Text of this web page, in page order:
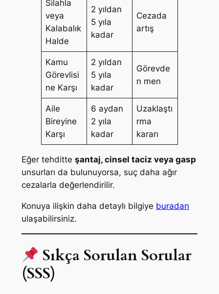
Silahla
veya
Kalabalık
Halde
2 yıldan
5 yıla
kadar
Cezada
artış
Kamu
Görevlisi
ne Karşı
2 yıldan
5 yıla
kadar
Görevde
n men
Aile
Bireyine
Karşı
6 aydan
2 yıla
kadar
Uzaklaştı
rma
kararı
Eğer tehditte şantaj, cinsel taciz veya gasp
unsurları da bulunuyorsa, suç daha ağır
cezalarla değerlendirilir.
Konuya ilişkin daha detaylı bilgiye buradan
ulaşabilirsiniz.
Sıkça Sorulan Sorular
(SSS)